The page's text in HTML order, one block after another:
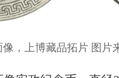
，上博藏品拓片 图片